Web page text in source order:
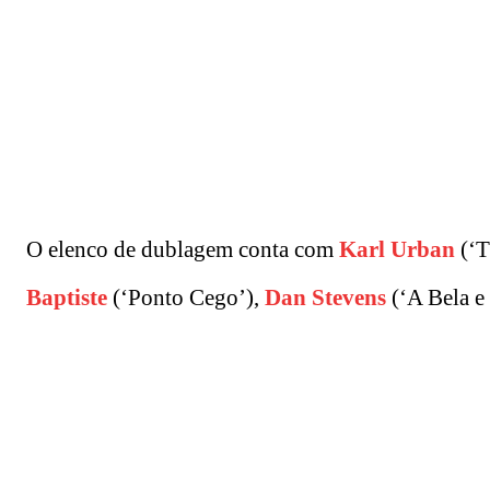
O elenco de dublagem conta com Karl Urban
Baptiste (‘Ponto Cego’), Dan Stevens (‘A Bela